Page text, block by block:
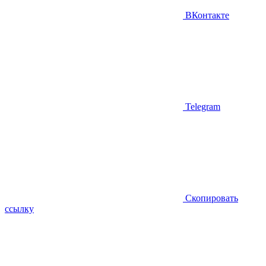
ВКонтакте
Telegram
Скопировать
ссылку